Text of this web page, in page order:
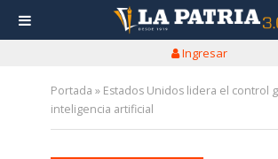
Ingresar
Portada » Estados Unidos lidera el control
inteligencia artificial